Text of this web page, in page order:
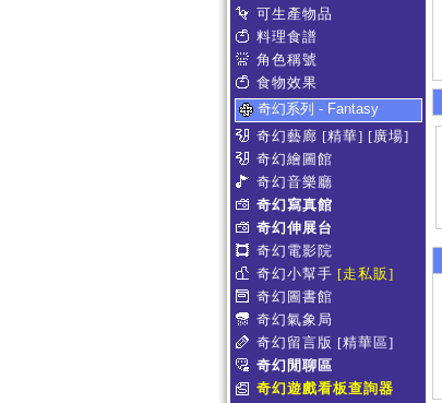
可生產物品
料理食譜
角色稱號
食物效果
奇幻系列 - Fantasy
奇幻藝廊 [精華] [廣場]
奇幻繪圖館
奇幻音樂廳
奇幻寫真館
奇幻伸展台
奇幻電影院
奇幻小幫手 [走私販]
奇幻圖書館
奇幻氣象局
奇幻留言版 [精華區]
奇幻閒聊區
奇幻遊戲看板查詢器